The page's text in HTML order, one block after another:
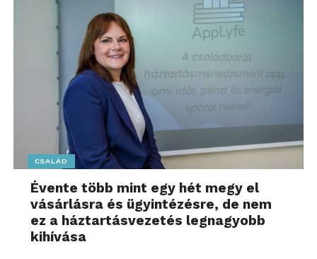
CSALÁD
Évente több mint egy hét megy el
vásárlásra és ügyintézésre, de nem
ez a háztartásvezetés legnagyobb
kihívása